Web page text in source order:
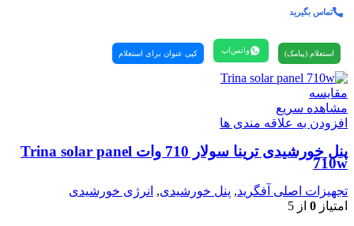
تماس بگیرید
استعلام (پیامک) واتس‌اپ کپی عنوان برای استعلام
مقایسه
مشاهده سریع
افزودن به علاقه مندی ها
پنل خورشیدی ترینا سولار 710 وات Trina solar panel
710w
تجهیزات اصلی آفگرید, پنل خورشیدی, انرژی خورشیدی
امتیاز 0 از 5